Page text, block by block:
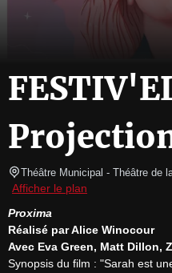
Théâtre Municipal - Théâtre de
Afficher le plan
Proxima
Réalisé par Alice Winocour
Avec Eva Green, Matt Dillon,
Synopsis du film : "Sarah est